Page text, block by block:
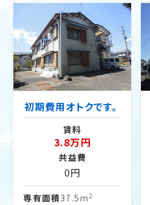
初期費用オトクです。
賃料
3.8万円
共益費
0円
専有面積37.5m2